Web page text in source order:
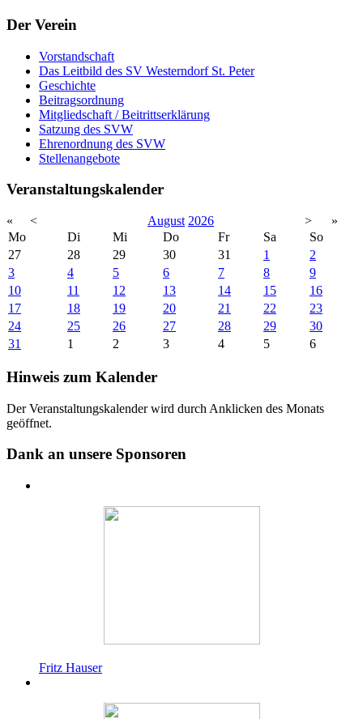
Der Verein
Vorstandschaft
Das Leitbild des SV Westerndorf St. Peter
Geschichte
Beitragsordnung
Mitgliedschaft / Beitrittserklärung
Satzung des SVW
Ehrenordnung des SVW
Stellenangebote
Veranstaltungskalender
« < August 2026 >
»
Mo
Di Mi Do Fr Sa
So
27
28 29 30 31 1
2
3
4 5 6 7 8
9
10
11 12 13 14 15
16
17
18 19 20 21 22
23
24
25 26 27 28 29
30
31
1 2 3 4 5 6
Hinweis zum Kalender
Der Veranstaltungskalender wird durch Anklicken des Monats
geöffnet.
Dank an unsere Sponsoren
Fritz Hauser